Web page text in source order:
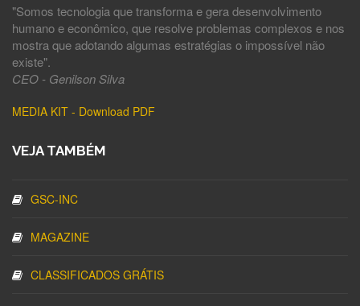
"Somos tecnologia que transforma e gera desenvolvimento
humano e econômico, que resolve problemas complexos e nos
mostra que adotando algumas estratégias o impossível não
existe".
CEO - Genilson Silva
MEDIA KIT - Download PDF
VEJA TAMBÉM
GSC-INC
MAGAZINE
CLASSIFICADOS GRÁTIS